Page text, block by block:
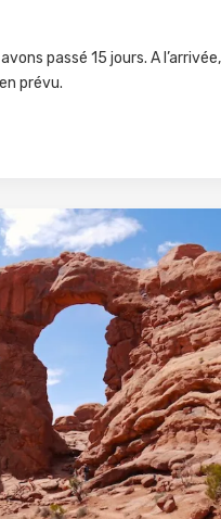
passé 15 jours. A
prévu.